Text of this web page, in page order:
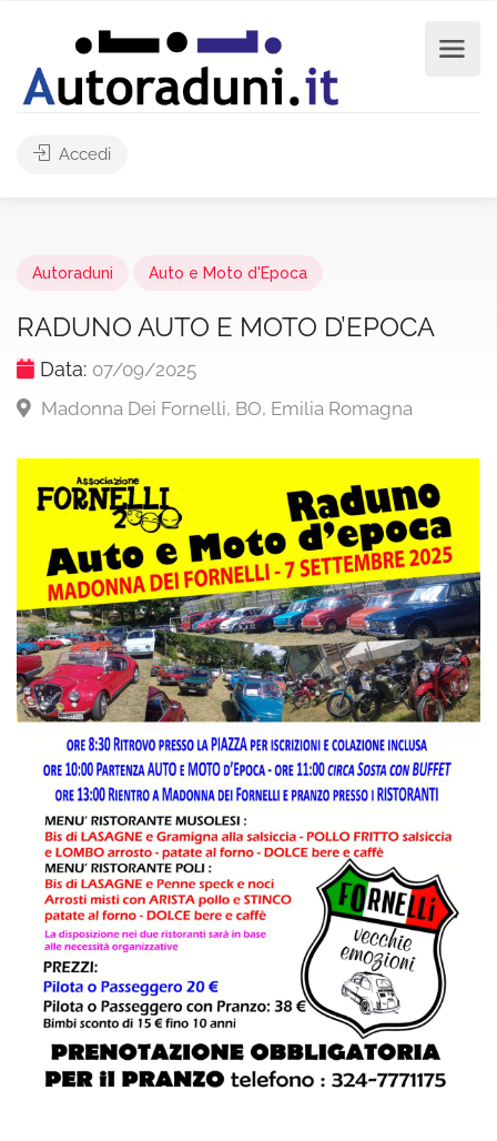
Accedi
Autoraduni Auto e Moto d'Epoca
RADUNO AUTO E MOTO D’EPOCA
Data: 07/09/2025
Madonna Dei Fornelli, BO, Emilia Romagna